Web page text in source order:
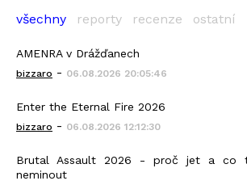
všechny reporty recenze ostatní
AMENRA v Drážďanech
bizzaro - 06.08.2026 20:05:46
Enter the Eternal Fire 2026
bizzaro - 06.08.2026 12:12:30
Brutal Assault 2026 - proč jet a co
neminout